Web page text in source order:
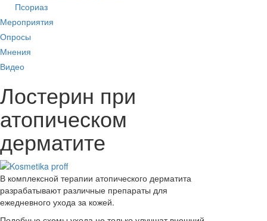
Псориаз
Мероприятия
Опросы
Мнения
Видео
Лостерин при
атопическом
дерматите
В комплексной терапии атопического дерматита
разрабатывают различные препараты для
ежедневного ухода за кожей.